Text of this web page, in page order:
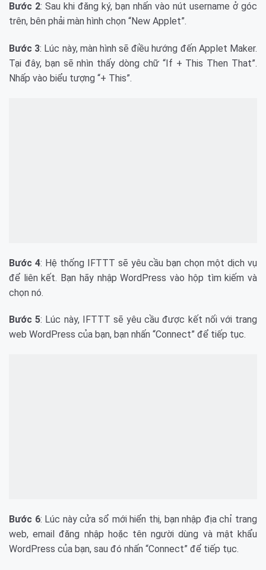
Bước 2: Sau khi đăng ký, bạn nhấn vào nút username ở góc
trên, bên phải màn hình chọn “New Applet”.
Bước 3: Lúc này, màn hình sẽ điều hướng đến Applet Maker.
Tại đây, bạn sẽ nhìn thấy dòng chữ “If + This Then That”.
Nhấp vào biểu tượng “+ This”.
Bước 4: Hệ thống IFTTT sẽ yêu cầu bạn chọn một dịch vụ
để liên kết. Bạn hãy nhập WordPress vào hộp tìm kiếm và
chọn nó.
Bước 5: Lúc này, IFTTT sẽ yêu cầu được kết nối với trang
web WordPress của bạn, bạn nhấn “Connect” để tiếp tục.
Bước 6: Lúc này cửa sổ mới hiển thị, bạn nhập địa chỉ trang
web, email đăng nhập hoặc tên người dùng và mật khẩu
WordPress của bạn, sau đó nhấn “Connect” để tiếp tục.